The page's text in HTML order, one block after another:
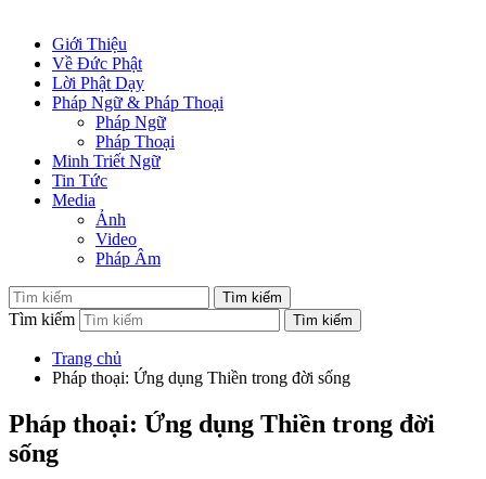
Giới Thiệu
Về Đức Phật
Lời Phật Dạy
Pháp Ngữ & Pháp Thoại
Pháp Ngữ
Pháp Thoại
Minh Triết Ngữ
Tin Tức
Media
Ảnh
Video
Pháp Âm
Tìm kiếm
Trang chủ
Pháp thoại: Ứng dụng Thiền trong đời sống
Pháp thoại: Ứng dụng Thiền trong đời
sống